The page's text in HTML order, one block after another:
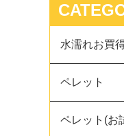
水濡れお買
ペレット
ペレット(お